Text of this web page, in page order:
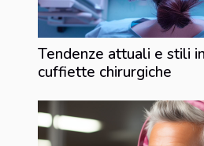
Tendenze attuali e stili
cuffiette chirurgiche